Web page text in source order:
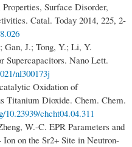
Surface Disorder,
Catal. Today 2014, 225, 2-
J.; Tong, Y.; Li, Y.
Supercapacitors. Nano Lett.
nl300173j
Oxidation of
Titanium Dioxide. Chem. Chem.
10.23939/chcht04.04.311
W.-C. EPR Parameters and
on the Sr2+ Site in Neutron-